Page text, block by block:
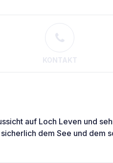
KONTAKT
auf Loch Leven und
dem See und dem